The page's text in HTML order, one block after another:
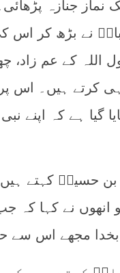
نماز جنازہ
نے بڑھ کر اس
اللہ کے عم زاد،
کرتے ہیں۔ اس
گیا ہے کہ اپنے
بن حسینؒ کہتے
انھوں نے کہا کہ
بخدا مجھے اس سے